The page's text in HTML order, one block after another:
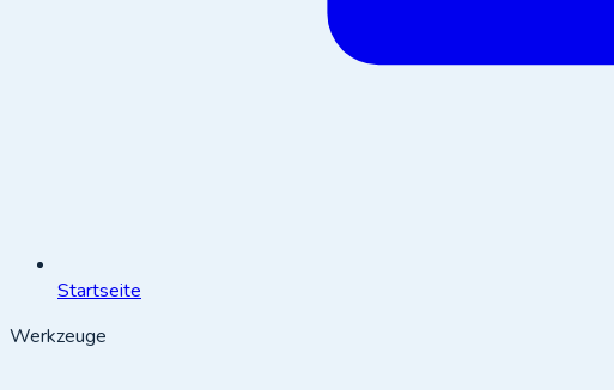
Startseite
Werkzeuge